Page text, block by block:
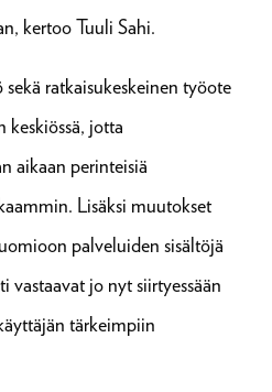
kertoo Tuuli Sahi.
ratkaisukeskeinen työote
keskiössä, jotta
aikaan perinteisiä
Lisäksi muutokset
palveluiden sisältöjä
vastaavat jo nyt siirtyessään
tärkeimpiin